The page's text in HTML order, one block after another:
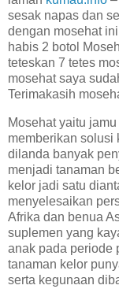
sesak napas dan
dengan mosehat
habis 2 botol
teteskan 7 tetes
mosehat saya
Terimakasih
Mosehat yaitu
memberikan solusi
dilanda banyak
menjadi tanaman
kelor jadi satu
menyelesaikan
Afrika dan benua
suplemen yang
anak pada periode
tanaman kelor
serta kegunaan